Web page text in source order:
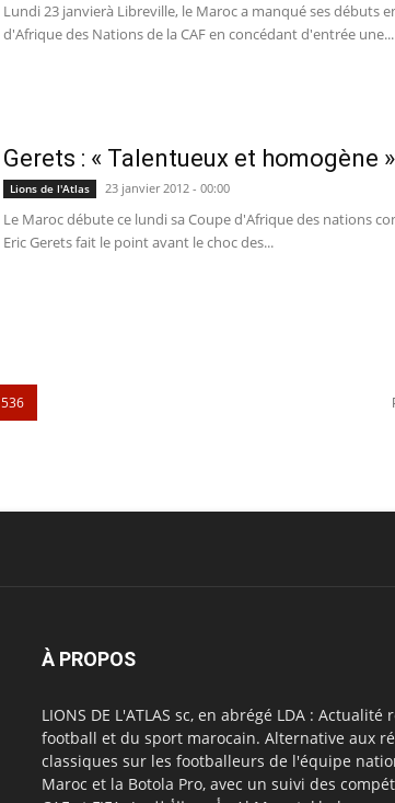
Lundi 23 janvierà Libreville, le Maroc a manqué ses débuts
d'Afrique des Nations de la CAF en concédant d'entrée une...
Gerets : « Talentueux et homogène »
Lions de l'Atlas 23 janvier 2012 - 00:00
Le Maroc débute ce lundi sa Coupe d'Afrique des nations
Eric Gerets fait le point avant le choc des...
536
À PROPOS
LIONS DE L'ATLAS sc, en abrégé LDA : Actualité
football et du sport marocain. Alternative aux
classiques sur les footballeurs de l'équipe
Maroc et la Botola Pro, avec un suivi des